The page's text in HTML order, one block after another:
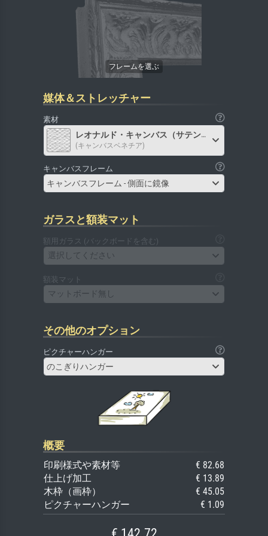
媒体＆ストレッチャー
素材
レオナルド・キャンバス（サテン）
(キャンバスベネチア)
キャンバスフレーム
キャンバスフレーム - 側面に鏡像
ガラスと額装マット
額用ガラス (バックボードを含む)
選択してください
額装マット
マットボード無し
その他のオプション
ピクチャーハンガー
のこぎりハンガー
概要
印刷様式や素材等
€ 82.68
仕上げ加工
€ 13.89
木枠（画枠）
€ 45.05
ピクチャーハンガー
€ 1.09
€ 142.72